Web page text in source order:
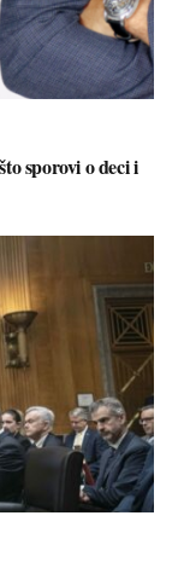
sporovi o deci i